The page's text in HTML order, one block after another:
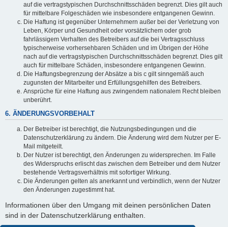
auf die vertragstypischen Durchschnittsschäden begrenzt. Dies gilt auch
für mittelbare Folgeschäden wie insbesondere entgangenen Gewinn.
Die Haftung ist gegenüber Unternehmern außer bei der Verletzung von
Leben, Körper und Gesundheit oder vorsätzlichem oder grob
fahrlässigem Verhalten des Betreibers auf die bei Vertragsschluss
typischerweise vorhersehbaren Schäden und im Übrigen der Höhe
nach auf die vertragstypischen Durchschnittsschäden begrenzt. Dies gilt
auch für mittelbare Schäden, insbesondere entgangenen Gewinn.
Die Haftungsbegrenzung der Absätze a bis c gilt sinngemäß auch
zugunsten der Mitarbeiter und Erfüllungsgehilfen des Betreibers.
Ansprüche für eine Haftung aus zwingendem nationalem Recht bleiben
unberührt.
6. ÄNDERUNGSVORBEHALT
Der Betreiber ist berechtigt, die Nutzungsbedingungen und die
Datenschutzerklärung zu ändern. Die Änderung wird dem Nutzer per E-
Mail mitgeteilt.
Der Nutzer ist berechtigt, den Änderungen zu widersprechen. Im Falle
des Widerspruchs erlischt das zwischen dem Betreiber und dem Nutzer
bestehende Vertragsverhältnis mit sofortiger Wirkung.
Die Änderungen gelten als anerkannt und verbindlich, wenn der Nutzer
den Änderungen zugestimmt hat.
Informationen über den Umgang mit deinen persönlichen Daten
sind in der Datenschutzerklärung enthalten.